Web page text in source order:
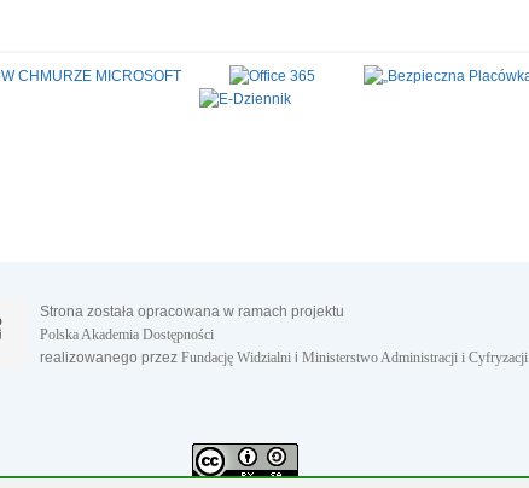
Strona została opracowana w ramach projektu
Polska Akademia Dostępności
realizowanego przez Fundację Widzialni i Ministerstwo Administracji i Cyfryzacji